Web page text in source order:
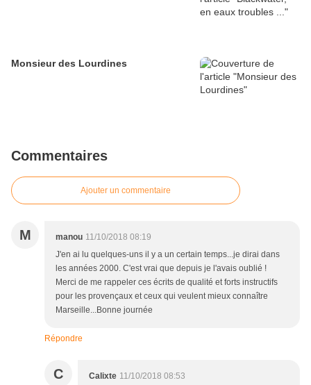
Monsieur des Lourdines
Commentaires
Ajouter un commentaire
M manou 11/10/2018 08:19
J'en ai lu quelques-uns il y a un certain temps...je dirai dans
les années 2000. C'est vrai que depuis je l'avais oublié !
Merci de me rappeler ces écrits de qualité et forts instructifs
pour les provençaux et ceux qui veulent mieux connaître
Marseille...Bonne journée
Répondre
C Calixte 11/10/2018 08:53